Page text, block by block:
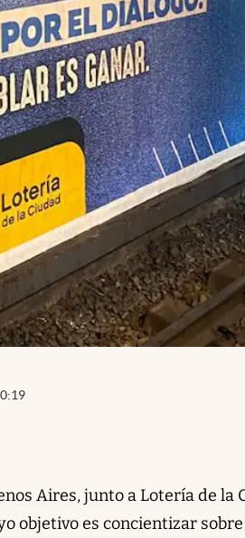
Aires, junto a Lotería de la
objetivo es concientizar